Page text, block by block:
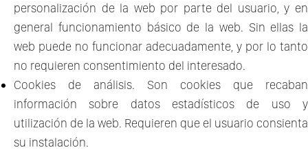
personalización de la web por parte del usuario, y en
general funcionamiento básico de la web. Sin ellas la
web puede no funcionar adecuadamente, y por lo tanto
no requieren consentimiento del interesado.
Cookies de análisis. Son cookies que recaban
información sobre datos estadísticos de uso y
utilización de la web. Requieren que el usuario consienta
su instalación.